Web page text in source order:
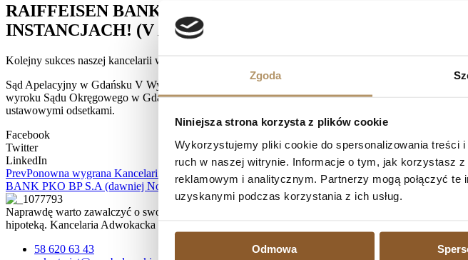
Zgoda
Niniejsza strona korzysta z plików cookie
Wykorzystujemy pliki cookie do spersonalizowania treści
ruch w naszej witrynie. Informacje o tym, jak korzystasz
reklamowym i analitycznym. Partnerzy mogą połączyć
uzyskanymi podczas korzystania z ich usług.
Odmowa
RAIFFEISEN BANK INTERNATIONAL AG – NASZA
INSTANCJACH! (V ACa 107/24)
Kolejny sukces naszej kancelarii w obu instancjach.
Sąd Apelacyjny w Gdańsku V Wydział Cywilny, SSA Artur Fornal, wyrokiem z dnia 17.07.2025 r.
wyroku Sądu Okręgowego w Gdańsku z dnia 23.03.2023 r., sygn. akt: I C 2135/20 i zasądził od
ustawowymi odsetkami.
Facebook
Twitter
LinkedIn
PrevPonowna wygrana Kancelarii z Bankiem Millennium!
BANK PKO BP S.A (dawniej Nordea Bank Polska S.A) PRZEGRYWA W II INSTANCJI! (I ACa
Naprawdę warto zawalczyć o swoje prawa, zwłaszcza, jeśli spłata kredytu waloryzowanego do
hipoteką. Kancelaria Adwokacka działa na terenie Trójmiasta, ale zajmujemy się również
58 620 63 43